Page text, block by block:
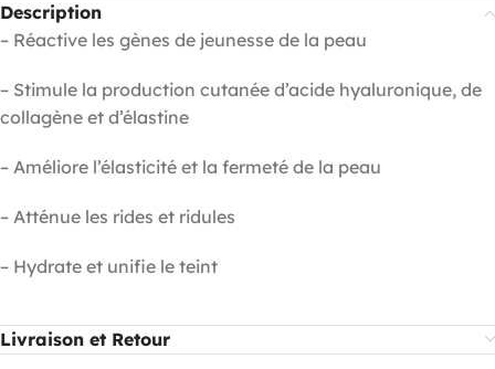
Description
– Réactive les gènes de jeunesse de la peau
– Stimule la production cutanée d’acide hyaluronique, de
collagène et d’élastine
– Améliore l’élasticité et la fermeté de la peau
– Atténue les rides et ridules
– Hydrate et unifie le teint
Livraison et Retour